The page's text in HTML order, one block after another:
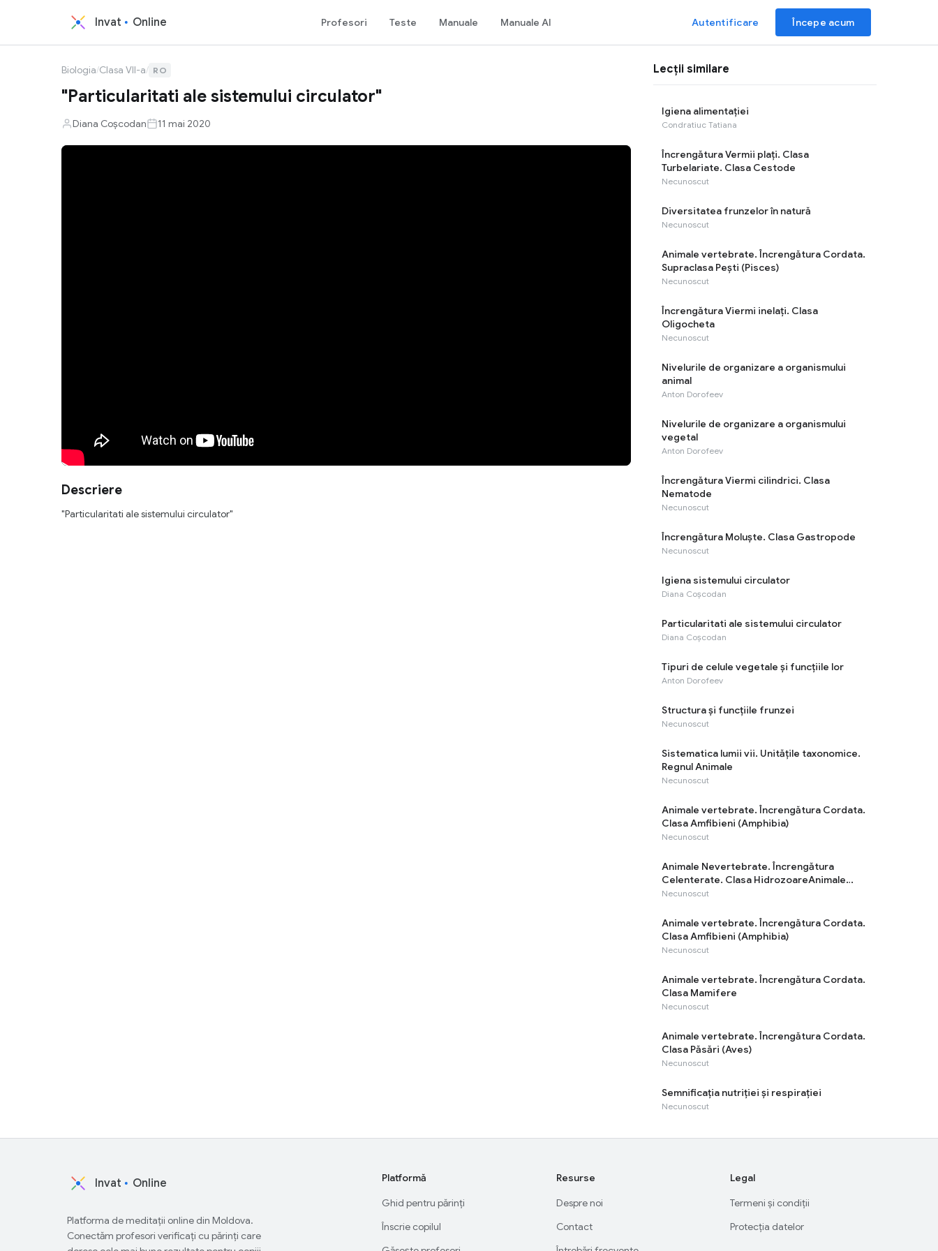
Invat Online Profesori Teste Manuale Manuale AI Autentificare Începe acum
Biologia/Clasa VII-a/ RO
"Particularitati ale sistemului circulator"
Diana Coșcodan 11 mai 2020
Descriere
"Particularitati ale sistemului circulator"
Lecții similare
Igiena alimentației
Condratiuc Tatiana
Încrengătura Vermii plați. Clasa
Turbelariate. Clasa Cestode
Necunoscut
Diversitatea frunzelor în natură
Necunoscut
Animale vertebrate. Încrengătura Cordata.
Supraclasa Pești (Pisces)
Necunoscut
Încrengătura Viermi inelați. Clasa
Oligocheta
Necunoscut
Nivelurile de organizare a organismului
animal
Anton Dorofeev
Nivelurile de organizare a organismului
vegetal
Anton Dorofeev
Încrengătura Viermi cilindrici. Clasa
Nematode
Necunoscut
Încrengătura Moluște. Clasa Gastropode
Necunoscut
Igiena sistemului circulator
Diana Coșcodan
Particularitati ale sistemului circulator
Diana Coșcodan
Tipuri de celule vegetale și funcțiile lor
Anton Dorofeev
Structura și funcțiile frunzei
Necunoscut
Sistematica lumii vii. Unitățile taxonomice.
Regnul Animale
Necunoscut
Animale vertebrate. Încrengătura Cordata.
Clasa Amfibieni (Amphibia)
Necunoscut
Animale Nevertebrate. Încrengătura
Celenterate. Clasa HidrozoareAnimale
Nevertebrate. Încrengătura Celenterate.
Necunoscut
Animale vertebrate. Încrengătura Cordata.
Clasa Amfibieni (Amphibia)
Necunoscut
Animale vertebrate. Încrengătura Cordata.
Clasa Mamifere
Necunoscut
Animale vertebrate. Încrengătura Cordata.
Clasa Păsări (Aves)
Necunoscut
Semnificaţia nutriţiei și respiraţiei
Necunoscut
Invat Online
Platforma de meditații online din Moldova.
Conectăm profesori verificați cu părinți care
Platformă
Ghid pentru părinți
Înscrie copilul
Resurse
Despre noi
Contact
Legal
Termeni și condiții
Protecția datelor